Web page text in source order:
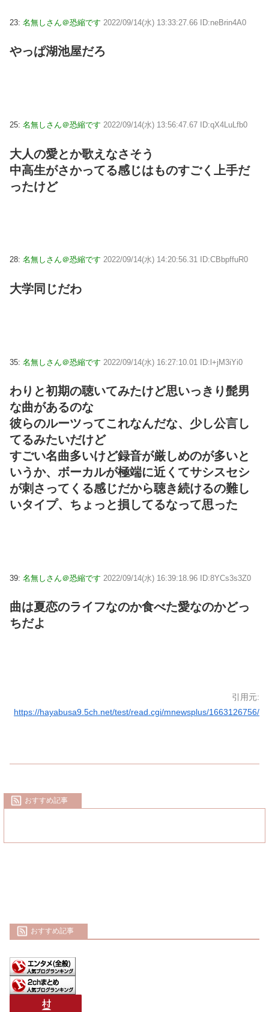
23: 名無しさん＠恐縮です 2022/09/14(水) 13:33:27.66 ID:neBrin4A0
やっぱ湖池屋だろ
25: 名無しさん＠恐縮です 2022/09/14(水) 13:56:47.67 ID:qX4LuLfb0
大人の愛とか歌えなさそう
中高生がさかってる感じはものすごく上手だ
ったけど
28: 名無しさん＠恐縮です 2022/09/14(水) 14:20:56.31 ID:CBbpffuR0
大学同じだわ
35: 名無しさん＠恐縮です 2022/09/14(水) 16:27:10.01 ID:l+jM3iYi0
わりと初期の聴いてみたけど思いっきり髭男
な曲があるのな
彼らのルーツってこれなんだな、少し公言し
てるみたいだけど
すごい名曲多いけど録音が厳しめのが多いと
いうか、ボーカルが極端に近くてサシスセシ
が刺さってくる感じだから聴き続けるの難し
いタイプ、ちょっと損してるなって思った
39: 名無しさん＠恐縮です 2022/09/14(水) 16:39:18.96 ID:8YCs3s3Z0
曲は夏恋のライフなのか食べた愛なのかどっ
ちだよ
引用元:
https://hayabusa9.5ch.net/test/read.cgi/mnewsplus/1663126756/
おすすめ記事
おすすめ記事